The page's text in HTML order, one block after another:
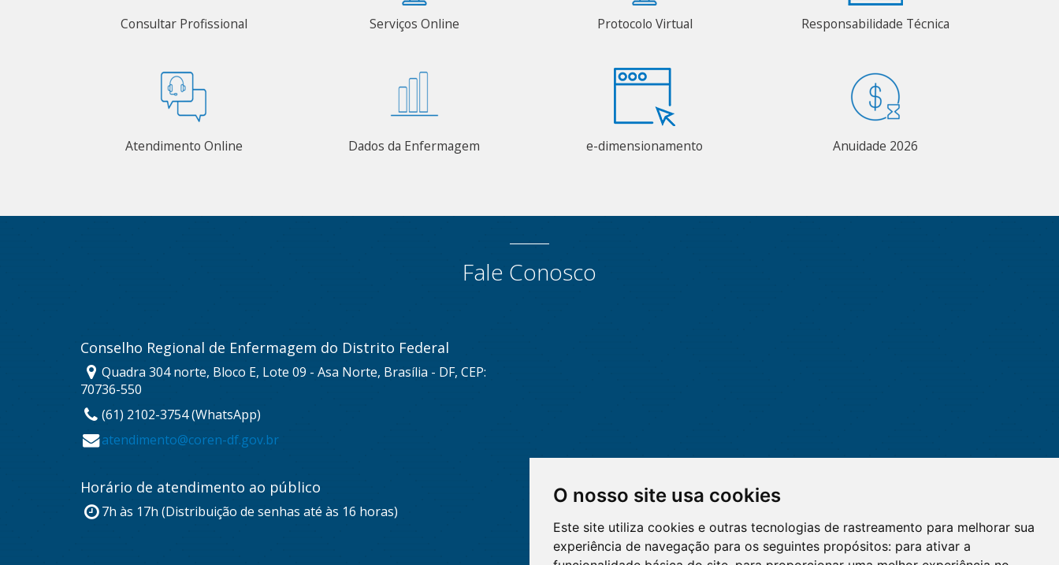
O nosso site usa cookies
Este site utiliza cookies e outras tecnologias de rastreamento para melhorar sua
experiência de navegação para os seguintes propósitos: para ativar a
Consultar Profissional Serviços Online Protocolo Virtual Responsabilidade Técnica
Atendimento Online Dados da Enfermagem e-dimensionamento Anuidade 2026
Fale Conosco
Conselho Regional de Enfermagem do Distrito Federal
Quadra 304 norte, Bloco E, Lote 09 - Asa Norte, Brasília - DF, CEP:
70736-550
(61) 2102-3754 (WhatsApp)
atendimento@coren-df.gov.br
Horário de atendimento ao público
7h às 17h (Distribuição de senhas até às 16 horas)